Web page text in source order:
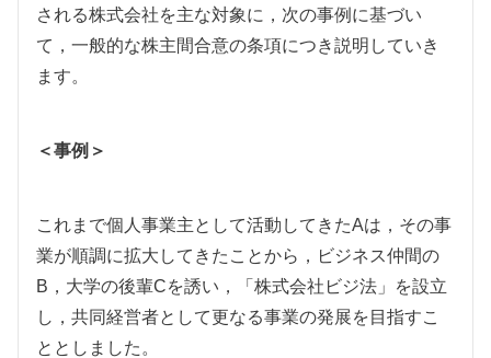
される株式会社を主な対象に，次の事例に基づい
て，一般的な株主間合意の条項につき説明していき
ます。
＜事例＞
これまで個人事業主として活動してきたAは，その事
業が順調に拡大してきたことから，ビジネス仲間の
B，大学の後輩Cを誘い，「株式会社ビジ法」を設立
し，共同経営者として更なる事業の発展を目指すこ
ととしました。